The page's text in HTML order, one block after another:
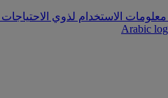
معلومات الاستخدام لذوي